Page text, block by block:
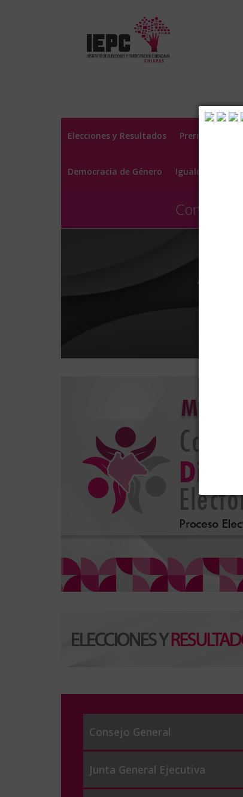
Elecciones y Resultados Prerrogativas
Democracia de Género Igualdad Laboral
Consulta
Consejo General
Junta General Ejecutiva